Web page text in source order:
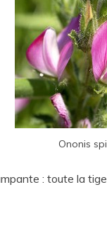
Ononis
: toute la